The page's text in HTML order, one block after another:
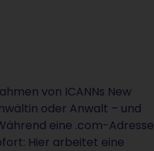
von ICANNs New
oder Anwalt – und
eine .com-Adresse
Hier arbeitet eine